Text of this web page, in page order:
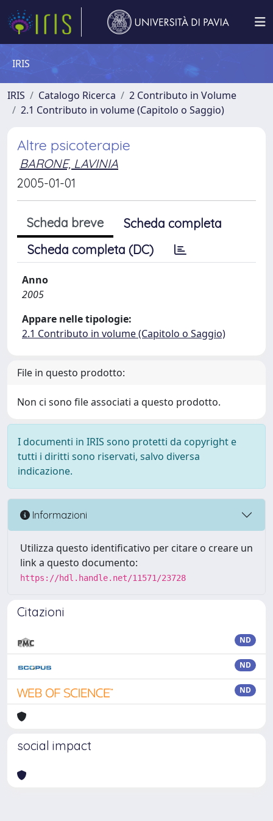
IRIS
IRIS Catalogo Ricerca
2 Contributo in Volume
2.1 Contributo in volume (Capitolo o Saggio)
Altre psicoterapie
BARONE, LAVINIA
2005-01-01
Scheda breve
Scheda completa
Scheda completa (DC)
Anno
2005
Appare nelle tipologie:
2.1 Contributo in volume (Capitolo o Saggio)
File in questo prodotto:
Non ci sono file associati a questo prodotto.
I documenti in IRIS sono protetti da copyright e
tutti i diritti sono riservati, salvo diversa
indicazione.
Informazioni
Utilizza questo identificativo per citare o creare un
link a questo documento:
https://hdl.handle.net/11571/23728
Citazioni
ND
ND
ND
social impact